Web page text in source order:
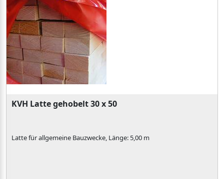
KVH Latte gehobelt 30 x 50
Latte für allgemeine Bauzwecke, Länge: 5,00 m